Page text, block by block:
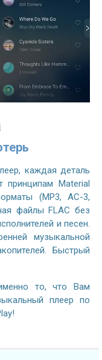
каждая деталь
принципам Material
(MP3, AC-3,
файлы FLAC без
и песен.
музыкальной
Быстрый
то, что Вам
плеер по